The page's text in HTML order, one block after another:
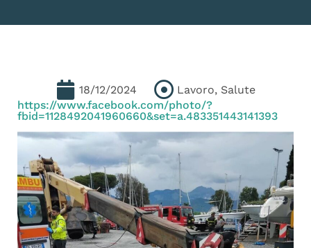
18/12/2024 Lavoro, Salute
https://www.facebook.com/photo/?
fbid=1128492041960660&set=a.483351443141393